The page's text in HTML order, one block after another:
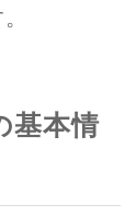
基本情